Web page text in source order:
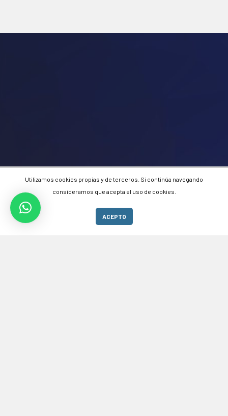
Estás interesado en alguno de nuestros
productos o servicios, Por favor contáctanos !
Utilizamos cookies propias y de terceros. Si continúa navegando
consideramos que acepta el uso de cookies.
ACEPTO